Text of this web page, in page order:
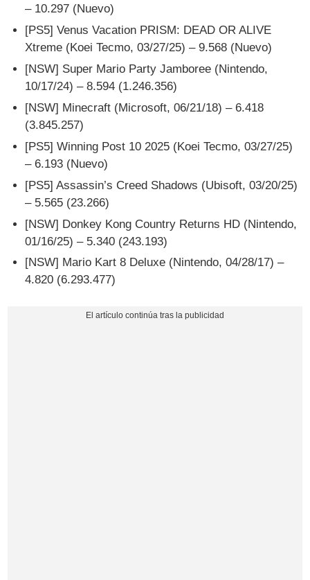
– 10.297 (Nuevo)
[PS5] Venus Vacation PRISM: DEAD OR ALIVE
Xtreme (Koei Tecmo, 03/27/25) – 9.568 (Nuevo)
[NSW] Super Mario Party Jamboree (Nintendo,
10/17/24) – 8.594 (1.246.356)
[NSW] Minecraft (Microsoft, 06/21/18) – 6.418
(3.845.257)
[PS5] Winning Post 10 2025 (Koei Tecmo, 03/27/25)
– 6.193 (Nuevo)
[PS5] Assassin’s Creed Shadows (Ubisoft, 03/20/25)
– 5.565 (23.266)
[NSW] Donkey Kong Country Returns HD (Nintendo,
01/16/25) – 5.340 (243.193)
[NSW] Mario Kart 8 Deluxe (Nintendo, 04/28/17) –
4.820 (6.293.477)